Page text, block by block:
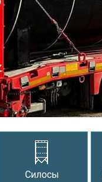
Силосы